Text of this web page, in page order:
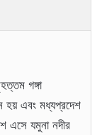
গঙ্গা
হয় এবং মধ্যপ্রদেশ
এসে যমুনা নদীর